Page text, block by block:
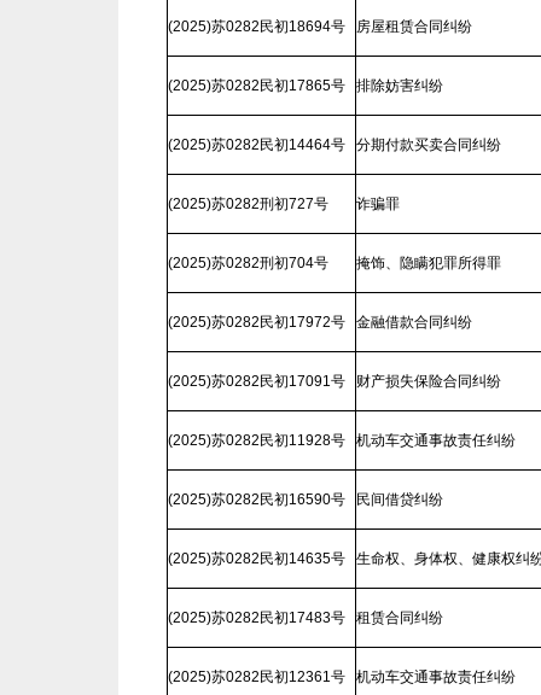
(2025)苏0282民初18694号 房屋租赁合同纠纷
(2025)苏0282民初17865号 排除妨害纠纷
(2025)苏0282民初14464号 分期付款买卖合同纠纷
(2025)苏0282刑初727号 诈骗罪
(2025)苏0282刑初704号 掩饰、隐瞒犯罪所得罪
(2025)苏0282民初17972号 金融借款合同纠纷
(2025)苏0282民初17091号 财产损失保险合同纠纷
(2025)苏0282民初11928号 机动车交通事故责任纠纷
(2025)苏0282民初16590号 民间借贷纠纷
(2025)苏0282民初14635号 生命权、身体权、健康权纠
(2025)苏0282民初17483号 租赁合同纠纷
(2025)苏0282民初12361号 机动车交通事故责任纠纷